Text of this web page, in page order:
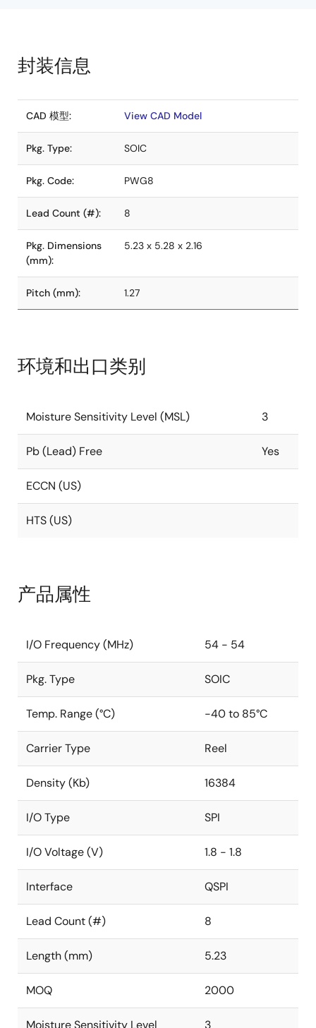
封装信息
CAD 模型: View CAD Model
Pkg. Type: SOIC
Pkg. Code: PWG8
Lead Count (#): 8
Pkg. Dimensions
(mm):
5.23 x 5.28 x 2.16
Pitch (mm): 1.27
环境和出口类别
Moisture Sensitivity Level (MSL) 3
Pb (Lead) Free Yes
ECCN (US)
HTS (US)
产品属性
I/O Frequency (MHz) 54 - 54
Pkg. Type SOIC
Temp. Range (°C) -40 to 85°C
Carrier Type Reel
Density (Kb) 16384
I/O Type SPI
I/O Voltage (V) 1.8 - 1.8
Interface QSPI
Lead Count (#) 8
Length (mm) 5.23
MOQ 2000
Moisture Sensitivity Level 3